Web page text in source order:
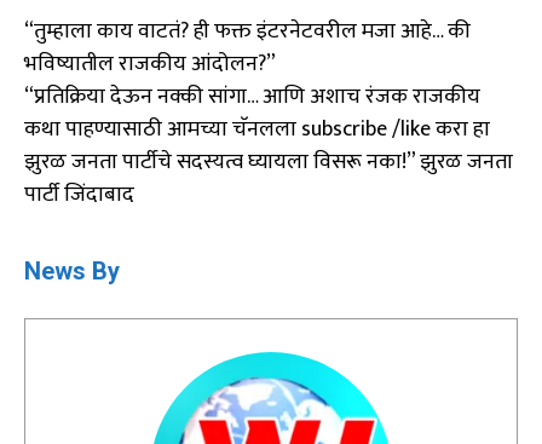
“तुम्हाला काय वाटतं? ही फक्त इंटरनेटवरील मजा आहे… की
भविष्यातील राजकीय आंदोलन?”
“प्रतिक्रिया देऊन नक्की सांगा… आणि अशाच रंजक राजकीय
कथा पाहण्यासाठी आमच्या चॅनलला subscribe /like करा हा
झुरळ जनता पार्टीचे सदस्यत्व घ्यायला विसरू नका!” झुरळ जनता
पार्टी जिंदाबाद
News By